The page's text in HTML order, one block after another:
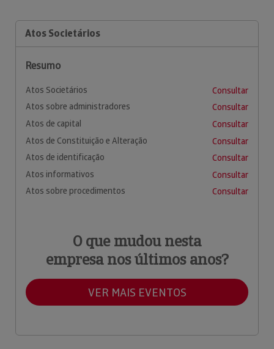
Atos Societários
Resumo
Atos Societários
Consultar
Atos sobre administradores
Consultar
Atos de capital
Consultar
Atos de Constituição e Alteração
Consultar
Atos de identificação
Consultar
Atos informativos
Consultar
Atos sobre procedimentos
Consultar
O que mudou nesta
empresa nos últimos anos?
VER MAIS EVENTOS